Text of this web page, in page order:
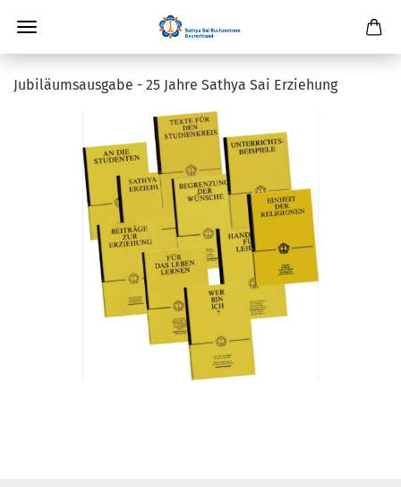
Jubiläumsausgabe - 25 Jahre Sathya Sai Erziehung